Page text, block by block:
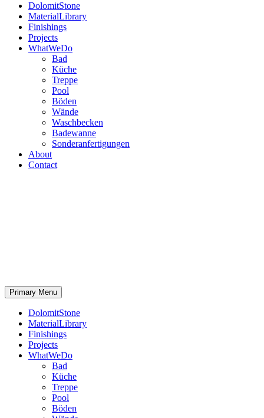
DolomitStone
MaterialLibrary
Finishings
Projects
WhatWeDo
Bad
Küche
Treppe
Pool
Böden
Wände
Waschbecken
Badewanne
Sonderanfertigungen
About
Contact
Primary Menu
DolomitStone
MaterialLibrary
Finishings
Projects
WhatWeDo
Bad
Küche
Treppe
Pool
Böden